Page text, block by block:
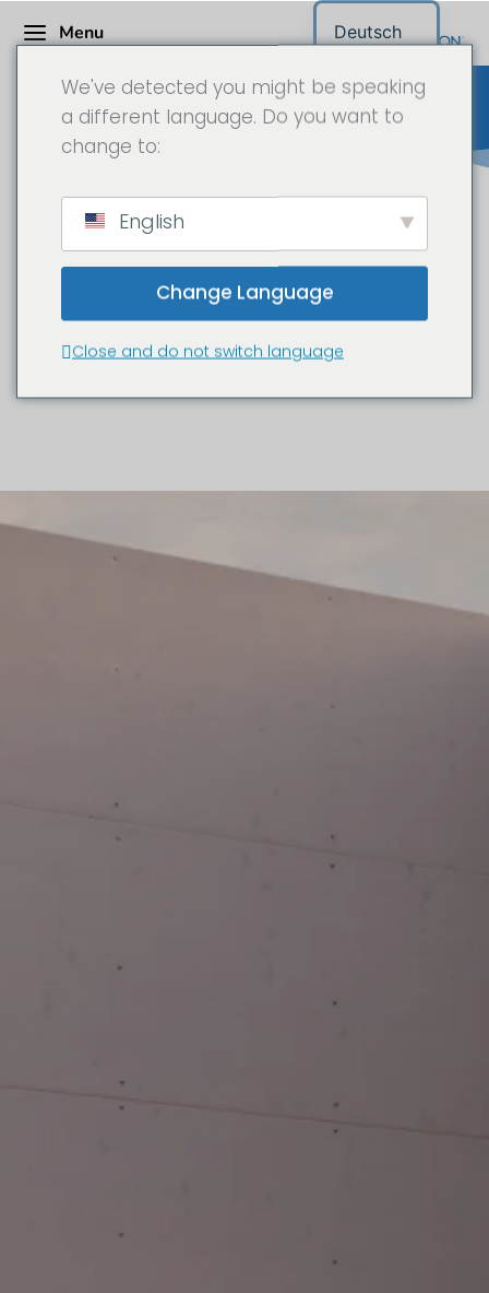
Menu
Stadt Leonberg mit Künstler
Bernd Oppel –
Zeitrafferdokumentation in 6K
Text Fehlt
We've detected you might be speaking
a different language. Do you want to
change to:
English
Change Language
Close and do not switch language
Deutsch